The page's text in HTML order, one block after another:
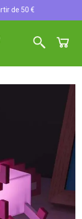
de 50 €